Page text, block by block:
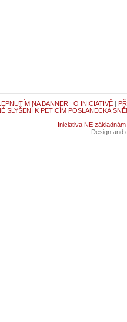
NA BANNER | O INICIATIVĚ|
SLYŠENÍ K PETICÍM POSLANECKÁ
Iniciativa NE základnám
Design and